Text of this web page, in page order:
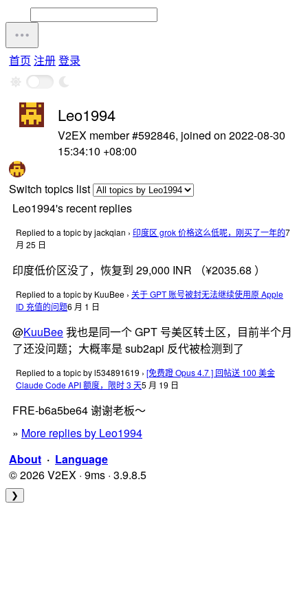
首页 注册登录
Leo1994
V2EX member #592846, joined on 2022-08-30
15:34:10 +08:00
Switch topics list
Leo1994's recent replies
Replied to a topic by jackqian › 印度区 grok 价格这么低呢，刚买了一年的7
月 25 日
印度低价区没了，恢复到 29,000 INR （¥2035.68 ）
Replied to a topic by KuuBee › 关于 GPT 账号被封无法继续使用原 Apple
ID 充值的问题6 月 1 日
@KuuBee我也是同一个 GPT 号美区转土区，目前半个月
了还没问题；大概率是 sub2api 反代被检测到了
Replied to a topic by l534891619 › [免费蹬 Opus 4.7 ] 回帖送 100 美金
Claude Code API 额度，限时 3 天5 月 19 日
FRE-b6a5be64 谢谢老板～
» More replies by Leo1994
About · Language
© 2026 V2EX · 9ms · 3.9.8.5
❯